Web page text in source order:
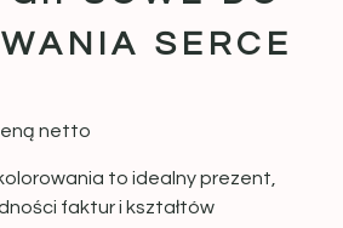
SERCE
netto
to idealny prezent,
faktur i kształtów